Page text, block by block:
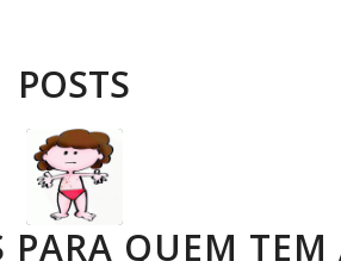
POSTS
PARA QUEM TEM